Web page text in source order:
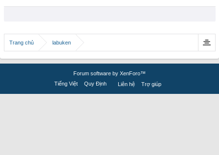
Trang chủ labuken
Forum software by XenForo™
Tiếng Việt
Quy Định Liên hệ Trợ giúp